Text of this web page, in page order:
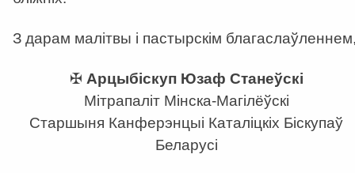
З дарам малітвы і пастырскім
✠ Арцыбіскуп Юзаф Станеўскі
Мітрапаліт Мінска-Магілёўскі
Старшыня Канферэнцыі Каталіцкіх Біскупаў
Беларусі